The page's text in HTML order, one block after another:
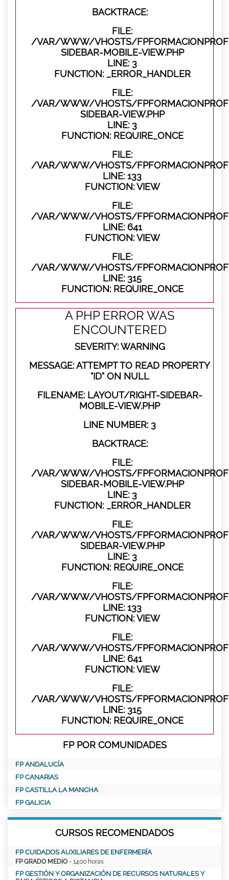
BACKTRACE:
FILE:
/VAR/WWW/VHOSTS/
SIDEBAR-MOBILE-VIEW.PHP
LINE: 3
FUNCTION: _ERROR_HANDLER
FILE:
/VAR/WWW/VHOSTS/
SIDEBAR-VIEW.PHP
LINE: 3
FUNCTION: REQUIRE_ONCE
FILE:
/VAR/WWW/VHOSTS/
LINE: 133
FUNCTION: VIEW
FILE:
/VAR/WWW/VHOSTS/
LINE: 641
FUNCTION: VIEW
FILE:
/VAR/WWW/VHOSTS/
LINE: 315
FUNCTION: REQUIRE_ONCE
A PHP ERROR WAS
ENCOUNTERED
SEVERITY: WARNING
MESSAGE: ATTEMPT TO READ PROPERTY
"ID" ON NULL
FILENAME: LAYOUT/RIGHT-SIDEBAR-
MOBILE-VIEW.PHP
LINE NUMBER: 3
BACKTRACE:
FILE:
/VAR/WWW/VHOSTS/
SIDEBAR-MOBILE-VIEW.PHP
LINE: 3
FUNCTION: _ERROR_HANDLER
FILE:
/VAR/WWW/VHOSTS/
SIDEBAR-VIEW.PHP
LINE: 3
FUNCTION: REQUIRE_ONCE
FILE:
/VAR/WWW/VHOSTS/
LINE: 133
FUNCTION: VIEW
FILE:
/VAR/WWW/VHOSTS/
LINE: 641
FUNCTION: VIEW
FILE:
/VAR/WWW/VHOSTS/
LINE: 315
FUNCTION: REQUIRE_ONCE
FP POR COMUNIDADES
FP ANDALUCÍA
FP CANARIAS
FP CASTILLA LA MANCHA
FP GALICIA
CURSOS RECOMENDADOS
FP CUIDADOS AUXILIARES DE ENFERMERÍA
FP GRADO MEDIO - 1400 horas
FP GESTIÓN Y ORGANIZACIÓN DE RECURSOS NATURALES Y